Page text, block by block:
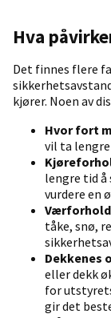
Hva
Det finnes flere
kjører. Noen av
Hvor fort
vil ta
lengre tid
vurdere en
tåke, snø,
Dekkenes
eller dekk
for
gir det